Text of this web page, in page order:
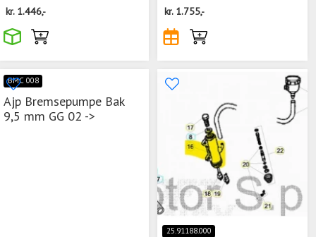
kr. 1.446,- kr. 1.755,-
BMC 008
Ajp Bremsepumpe Bak
9,5 mm GG 02 ->
25.91188.000